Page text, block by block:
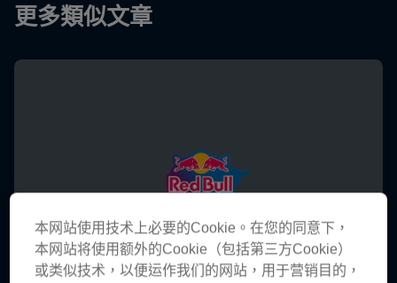
更多類似文章
本网站使用技术上必要的Cookie。在您的同意下，
本网站将使用额外的Cookie（包括第三方Cookie）
或类似技术，以便运作我们的网站，用于营销目的，